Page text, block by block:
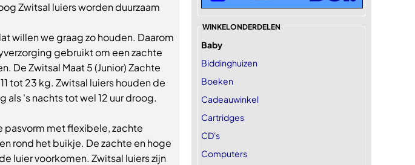
Zwitsal luiers worden duurzaam
willen we graag zo houden. Daarom
gebruikt om een zachte
De Zwitsal Maat 5 (Junior) Zachte
tot 23 kg. Zwitsal luiers houden de
als 's nachts tot wel 12 uur droog.
met flexibele, zachte
rond het buikje. De zachte en hoge
luier voorkomen. Zwitsal luiers zijn
WINKELONDERDELEN
Baby
Biddinghuizen
Boeken
Cadeauwinkel
Cartridges
CD's
Computers